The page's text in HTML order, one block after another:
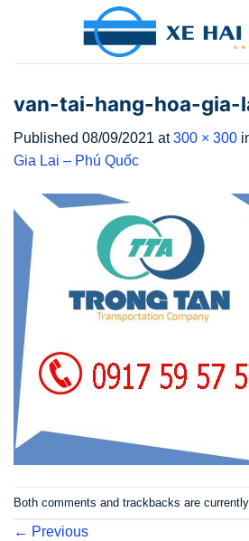
van-tai-hang-hoa-gia-
Published 08/09/2021 at300 × 300
Gia Lai – Phú Quốc
Both comments and trackbacks are
← Previous